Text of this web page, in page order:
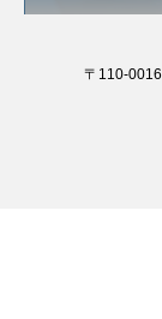
〒110-